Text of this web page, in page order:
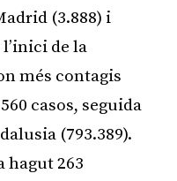
(3.888) i
de la
més contagis
casos, seguida
(793.389).
hagut 263